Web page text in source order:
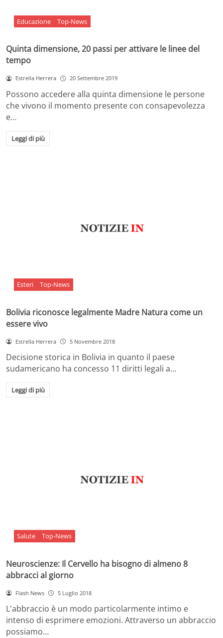
Educazione Top-News
Quinta dimensione, 20 passi per attivare le linee del
tempo
Estrella Herrera 20 Settembre 2019
Possono accedere alla quinta dimensione le persone
che vivono il momento presente con consapevolezza
e…
Leggi di più
Esteri Top-News
Bolivia riconosce legalmente Madre Natura come un
essere vivo
Estrella Herrera 5 Novembre 2018
Decisione storica in Bolivia in quanto il paese
sudamericano ha concesso 11 diritti legali a…
Leggi di più
Salute Top-News
Neuroscienze: Il Cervello ha bisogno di almeno 8
abbracci al giorno
Flash News 5 Luglio 2018
L'abbraccio è un modo particolarmente intimo e
intenso di esprimere emozioni. Attraverso un abbraccio
possiamo…